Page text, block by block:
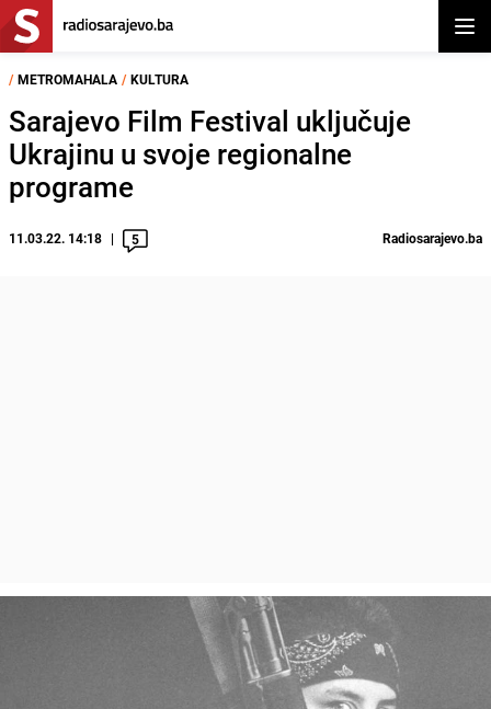
/ METROMAHALA / KULTURA
Sarajevo Film Festival uključuje
Ukrajinu u svoje regionalne
programe
11.03.22. 14:18 5 Radiosarajevo.ba